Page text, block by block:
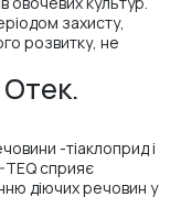
захисту,
розвитку, не
-тіаклоприд і
TEQ сприяє
діючих речовин у